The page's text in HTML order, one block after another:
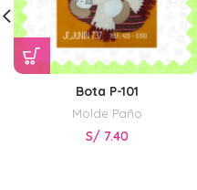
Bota P-101
Molde Paño
S/7.40